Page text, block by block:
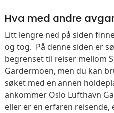
Hva med andre
Litt lengre ned på siden
og tog. På denne siden er
begrenset til reiser mellom
Gardermoen, men du kan
søket med en annen
ankommer Oslo Lufthavn
eller er en erfaren reisende,